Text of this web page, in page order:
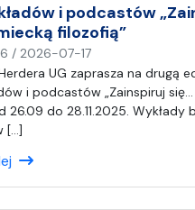
A
n
i podcastów
filozofią”
/ 2026-07-17
a
p
(
UG zaprasza na drugą
i podcastów „Zainspiruj
26.09 do 28.11.2025. Wykłady
[…]